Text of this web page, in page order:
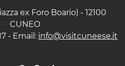
ex Foro Boario) - 12100
CUNEO
- Email: info@visitcuneese.it